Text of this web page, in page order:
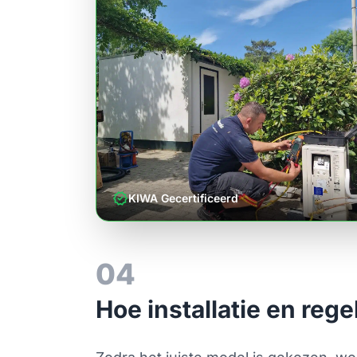
verifiedKIWA Gecertificeerd
04
Hoe installatie en